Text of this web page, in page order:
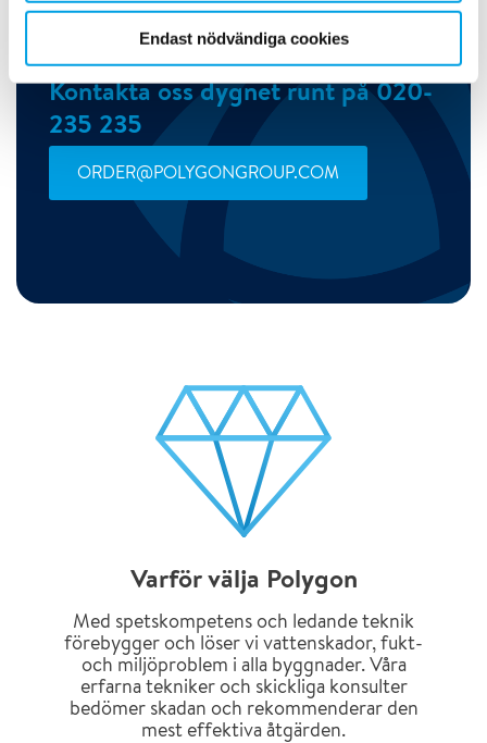
Endast nödvändiga cookies
Kontakta oss dygnet runt på 020-
235 235
ORDER@POLYGONGROUP.COM
Varför välja Polygon
Med spetskompetens och ledande teknik
förebygger och löser vi vattenskador, fukt-
och miljöproblem i alla byggnader. Våra
erfarna tekniker och skickliga konsulter
bedömer skadan och rekommenderar den
mest effektiva åtgärden.